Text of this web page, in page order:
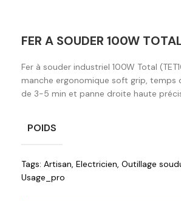
FER A SOUDER 100W
Fer à souder industriel 100W Total
manche ergonomique soft grip, temps
de 3-5 min et panne droite haute
POIDS
Tags: Artisan, Electricien, Outillage
Usage_pro